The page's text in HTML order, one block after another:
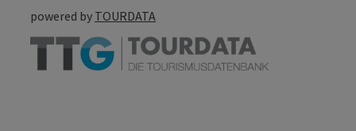
powered by TOURDATA